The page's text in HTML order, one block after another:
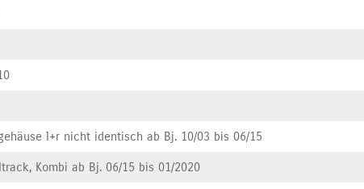
l+r nicht identisch ab Bj. 10/03 bis 06/15
Kombi ab Bj. 06/15 bis 01/2020